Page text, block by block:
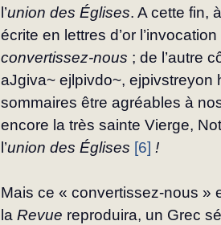
l’union des Églises. A cette fin,
écrite en lettres d’or l’invocation
convertissez-nous ; de l’autre
aJgiva~ ejlpivdo~, ejpivstreyon
sommaires être agréables à
encore la très sainte Vierge,
l’union des Églises [6] !
Mais ce « convertissez-nous
la Revue reproduira, un Grec